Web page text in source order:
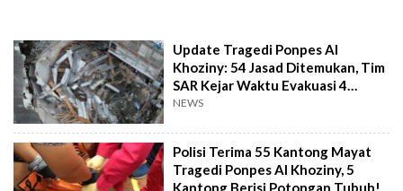
Update Tragedi Ponpes Al
Khoziny: 54 Jasad Ditemukan, Tim
SAR Kejar Waktu Evakuasi 4
Korban Terjepit
NEWS
Polisi Terima 55 Kantong Mayat
Tragedi Ponpes Al Khoziny, 5
Kantong Berisi Potongan Tubuh!